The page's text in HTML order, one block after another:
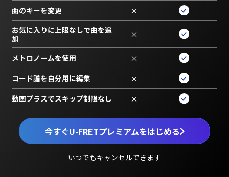
今すぐU-FRETプレミアムをはじめる
いつでもキャンセルできます
曲のキーを変更 ×
お気に入りに上限なしで曲を追
加
×
メトロノームを使用 ×
コード譜を自分用に編集 ×
動画プラスでスキップ制限なし ×